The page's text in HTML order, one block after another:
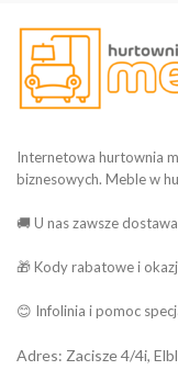
Internetowa hurtownia
biznesowych. Meble w
🚚 U nas zawsze
🎁 Kody rabatowe i
😊 Infolinia i pomoc
Adres: Zacisze 4/4i,